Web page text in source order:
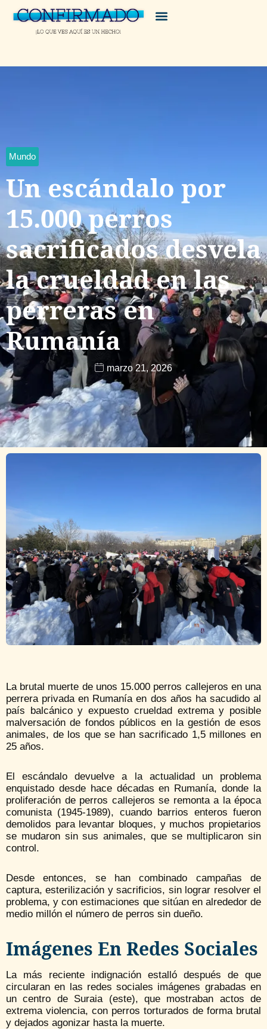
Mundo
Un escándalo por
15.000 perros
sacrificados desvela
la crueldad en las
perreras en
Rumanía
marzo 21, 2026
La brutal muerte de unos 15.000 perros callejeros en una
perrera privada en Rumanía en dos años ha sacudido al
país balcánico y expuesto crueldad extrema y posible
malversación de fondos públicos en la gestión de esos
animales, de los que se han sacrificado 1,5 millones en
25 años.
El escándalo devuelve a la actualidad un problema
enquistado desde hace décadas en Rumanía, donde la
proliferación de perros callejeros se remonta a la época
comunista (1945-1989), cuando barrios enteros fueron
demolidos para levantar bloques, y muchos propietarios
se mudaron sin sus animales, que se multiplicaron sin
control.
Desde entonces, se han combinado campañas de
captura, esterilización y sacrificios, sin lograr resolver el
problema, y con estimaciones que sitúan en alrededor de
medio millón el número de perros sin dueño.
Imágenes En Redes Sociales
La más reciente indignación estalló después de que
circularan en las redes sociales imágenes grabadas en
un centro de Suraia (este), que mostraban actos de
extrema violencia, con perros torturados de forma brutal
y dejados agonizar hasta la muerte.